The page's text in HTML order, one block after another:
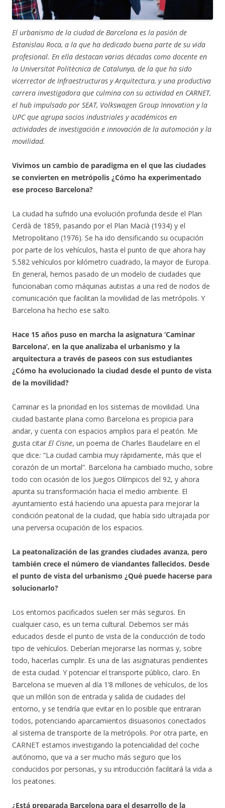
El urbanismo de la ciudad de Barcelona es la pasión de
Estanislau Roca, a la que ha dedicado buena parte de su vida
profesional. En ella destacan varias décadas como docente en
la Universitat Politècnica de Catalunya, de la que ha sido
vicerrector de Infraestructuras y Arquitectura, y una productiva
carrera investigadora que culmina con su actividad en CARNET,
el hub impulsado por SEAT, Volkswagen Group Innovation y la
UPC que agrupa socios industriales y académicos en
actividades de investigación e innovación de la automoción y la
movilidad.
Vivimos un cambio de paradigma en el que las ciudades
se convierten en metrópolis ¿Cómo ha experimentado
ese proceso Barcelona?
La ciudad ha sufrido una evolución profunda desde el Plan
Cerdà de 1859, pasando por el Plan Macià (1934) y el
Metropolitano (1976). Se ha ido densificando su ocupación
por parte de los vehículos, hasta el punto de que ahora hay
5.582 vehículos por kilómetro cuadrado, la mayor de Europa.
En general, hemos pasado de un modelo de ciudades que
funcionaban como máquinas autistas a una red de nodos de
comunicación que facilitan la movilidad de las metrópolis. Y
Barcelona ha hecho ese salto.
Hace 15 años puso en marcha la asignatura ‘Caminar
Barcelona’, en la que analizaba el urbanismo y la
arquitectura a través de paseos con sus estudiantes
¿Cómo ha evolucionado la ciudad desde el punto de vista
de la movilidad?
Caminar es la prioridad en los sistemas de movilidad. Una
ciudad bastante plana como Barcelona es propicia para
andar, y cuenta con espacios amplios para el peatón. Me
gusta citar El Cisne, un poema de Charles Baudelaire en el
que dice: “La ciudad cambia muy rápidamente, más que el
corazón de un mortal”. Barcelona ha cambiado mucho, sobre
todo con ocasión de los Juegos Olímpicos del 92, y ahora
apunta su transformación hacia el medio ambiente. El
ayuntamiento está haciendo una apuesta para mejorar la
condición peatonal de la ciudad, que había sido ultrajada por
una perversa ocupación de los espacios.
La peatonalización de las grandes ciudades avanza, pero
también crece el número de viandantes fallecidos. Desde
el punto de vista del urbanismo ¿Qué puede hacerse para
solucionarlo?
Los entornos pacificados suelen ser más seguros. En
cualquier caso, es un tema cultural. Debemos ser más
educados desde el punto de vista de la conducción de todo
tipo de vehículos. Deberían mejorarse las normas y, sobre
todo, hacerlas cumplir. Es una de las asignaturas pendientes
de esta ciudad. Y potenciar el transporte público, claro. En
Barcelona se mueven al día 1’8 millones de vehículos, de los
que un millón son de entrada y salida de ciudades del
entorno, y se tendría que evitar en lo posible que entraran
todos, potenciando aparcamientos disuasorios conectados
al sistema de transporte de la metrópolis. Por otra parte, en
CARNET estamos investigando la potencialidad del coche
autónomo, que va a ser mucho más seguro que los
conducidos por personas, y su introducción facilitará la vida a
los peatones.
¿Está preparada Barcelona para el desarrollo de la